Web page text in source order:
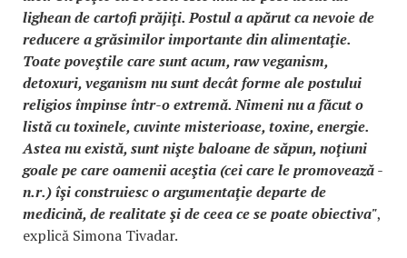
lighean de cartofi prăjiţi. Postul a apărut ca nevoie de
reducere a grăsimilor importante din alimentaţie.
Toate poveştile care sunt acum, raw veganism,
detoxuri, veganism nu sunt decât forme ale postului
religios împinse într-o extremă. Nimeni nu a făcut o
listă cu toxinele, cuvinte misterioase, toxine, energie.
Astea nu există, sunt nişte baloane de săpun, noţiuni
goale pe care oamenii aceştia (cei care le promovează -
n.r.) îşi construiesc o argumentaţie departe de
medicină, de realitate şi de ceea ce se poate obiectiva",
explică Simona Tivadar.